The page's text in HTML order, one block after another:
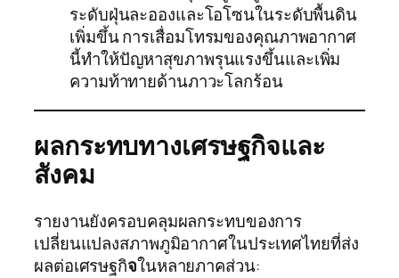
ระดับฝุ่นละอองและโอโซนในระดับพื้นดิน
เพิ่มขึ้น การเสื่อมโทรมของคุณภาพอากาศ
นี้ทำให้ปัญหาสุขภาพรุนแรงขึ้นและเพิ่ม
ความท้าทายด้านภาวะโลกร้อน
ผลกระทบทางเศรษฐกิจและ
สังคม
รายงานยังครอบคลุมผลกระทบของการ
เปลี่ยนแปลงสภาพภูมิอากาศในประเทศไทยที่ส่ง
ผลต่อเศรษฐกิจในหลายภาคส่วน: